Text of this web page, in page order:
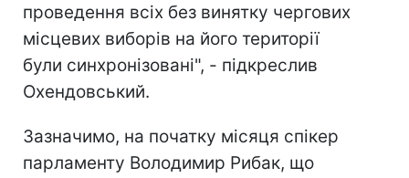
проведення всіх без винятку чергових
місцевих виборів на його території
були синхронізовані", - підкреслив
Охендовський.
Зазначимо, на початку місяця спікер
парламенту Володимир Рибак, що